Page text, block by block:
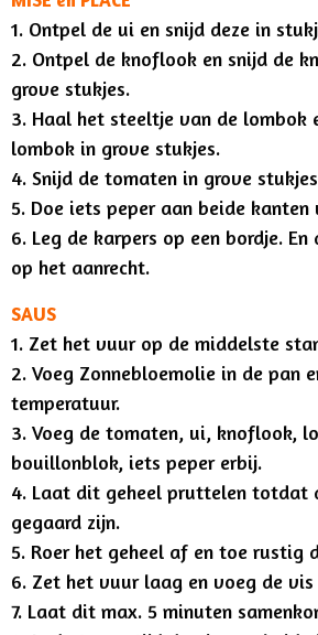
1. Ontpel de ui en snijd deze in
2. Ontpel de knoflook en snijd de
grove stukjes.
3. Haal het steeltje van de lombok
lombok in grove stukjes.
4. Snijd de tomaten in grove
5. Doe iets peper aan beide kanten
6. Leg de karpers op een bordje.
op het aanrecht.
SAUS
1. Zet het vuur op de middelste
2. Voeg Zonnebloemolie in de pan
temperatuur.
3. Voeg de tomaten, ui, knoflook,
bouillonblok, iets peper erbij.
4. Laat dit geheel pruttelen totdat
gegaard zijn.
5. Roer het geheel af en toe rustig
6. Zet het vuur laag en voeg de vis
7. Laat dit max. 5 minuten